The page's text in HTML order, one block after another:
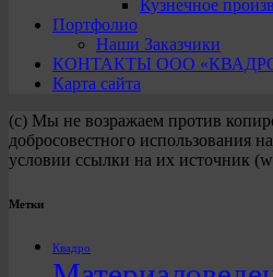
Кузнечное
Портфолио
Наши Заказчики
КОНТАКТЫ ООО
Карта сайта
(с) Мы не возражаем против
добросовестного использования
условии ссылки на их источник
Метки
Квадро